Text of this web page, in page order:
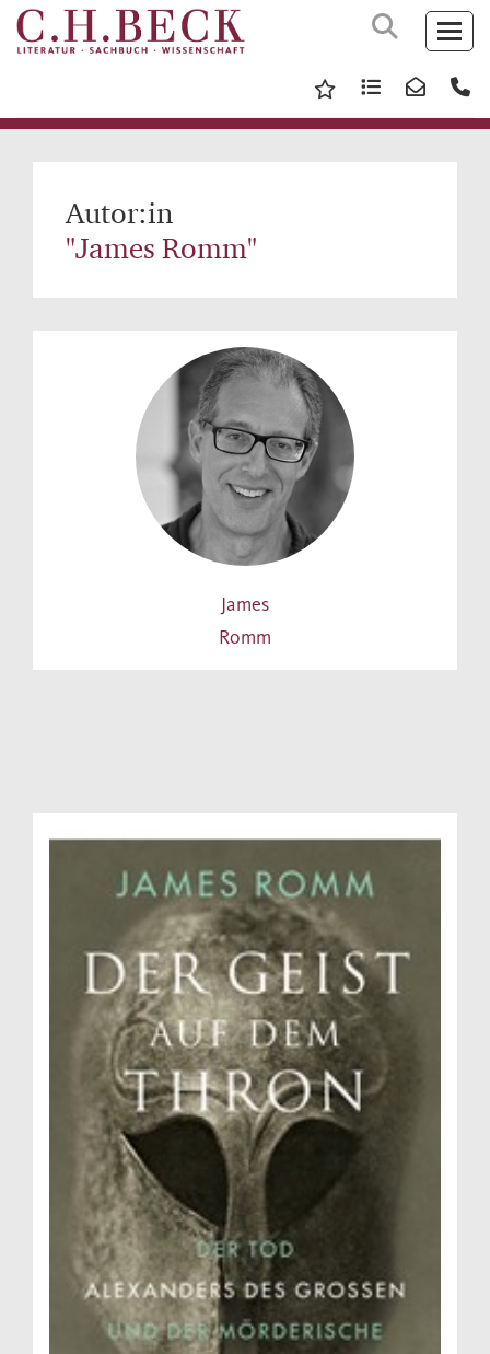
Autor:in
"James Romm"
James
Romm